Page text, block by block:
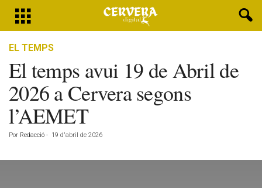
EL TEMPS
El temps avui 19 de Abril de
2026 a Cervera segons
l’AEMET
Por Redacció - 19 d'abril de 2026